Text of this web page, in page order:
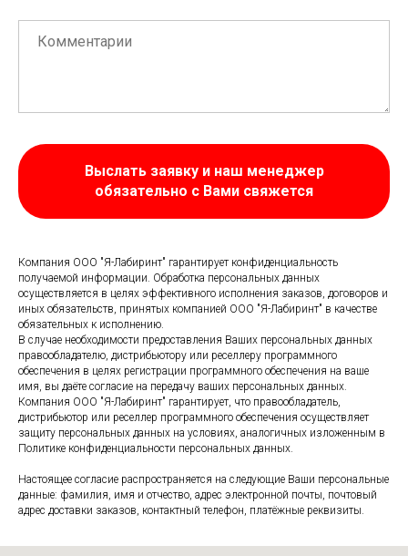
Выслать заявку и наш менеджер
обязательно с Вами свяжется
Компания ООО "Я-Лабиринт" гарантирует конфиденциальность
получаемой информации. Обработка персональных данных
осуществляется в целях эффективного исполнения заказов, договоров и
иных обязательств, принятых компанией ООО "Я-Лабиринт" в качестве
обязательных к исполнению.
В случае необходимости предоставления Ваших персональных данных
правообладателю, дистрибьютору или реселлеру программного
обеспечения в целях регистрации программного обеспечения на ваше
имя, вы даёте согласие на передачу ваших персональных данных.
Компания ООО "Я-Лабиринт" гарантирует, что правообладатель,
дистрибьютор или реселлер программного обеспечения осуществляет
защиту персональных данных на условиях, аналогичных изложенным в
Политике конфиденциальности персональных данных.
Настоящее согласие распространяется на следующие Ваши персональные
данные: фамилия, имя и отчество, адрес электронной почты, почтовый
адрес доставки заказов, контактный телефон, платёжные реквизиты.